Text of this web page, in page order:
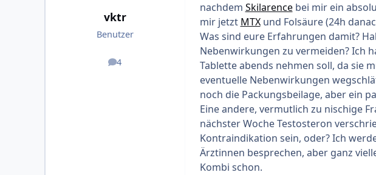
vktr
Benutzer
4
Beiträge
nachdem Skilarencebei mir ein
mir jetzt MTXund Folsäure (24h
Was sind eure Erfahrungen damit?
Nebenwirkungen zu vermeiden? Ich
Tablette abends nehmen soll, da sie
eventuelle Nebenwirkungen
noch die Packungsbeilage, aber ein
Eine andere, vermutlich zu nischige
nächster Woche Testosteron
Kontraindikation sein, oder? Ich
Ärztinnen besprechen, aber ganz
Kombi schon.